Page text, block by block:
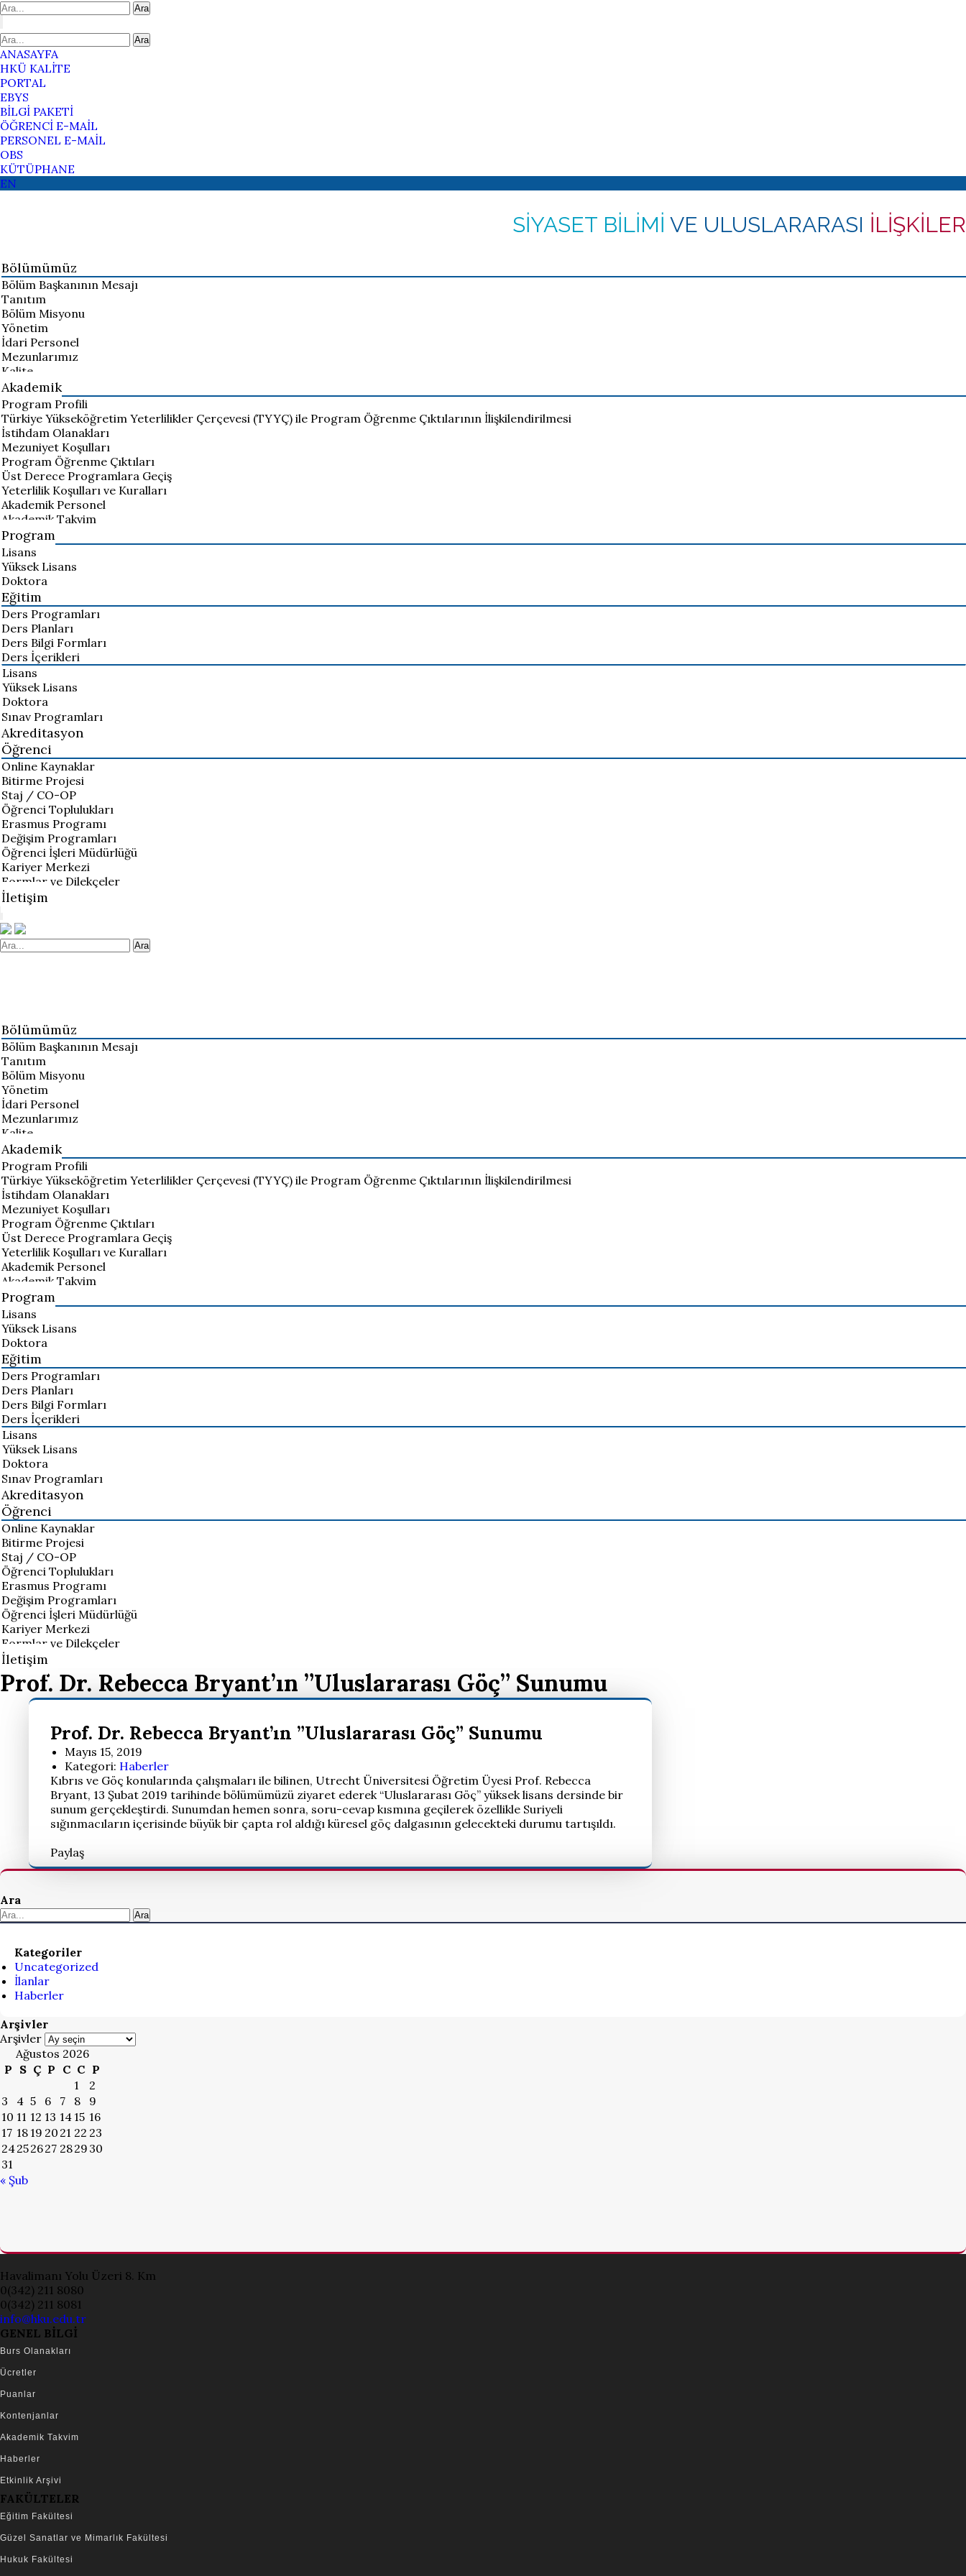
Ara
Ara
ANASAYFA
HKÜ KALİTE
PORTAL
EBYS
BİLGİ PAKETİ
ÖĞRENCİ E-MAİL
PERSONEL E-MAİL
OBS
KÜTÜPHANE
EN
SİYASET BİLİMİ VE ULUSLARARASI İLİŞKİLER
Bölümümüz
Bölüm Başkanının Mesajı
Tanıtım
Bölüm Misyonu
Yönetim
İdari Personel
Mezunlarımız
Kalite
Akademik
Program Profili
Türkiye Yükseköğretim Yeterlilikler Çerçevesi (TYYÇ) ile Program Öğrenme Çıktılarının İlişkilendirilmesi
İstihdam Olanakları
Mezuniyet Koşulları
Program Öğrenme Çıktıları
Üst Derece Programlara Geçiş
Yeterlilik Koşulları ve Kuralları
Akademik Personel
Akademik Takvim
Program
Lisans
Yüksek Lisans
Doktora
Eğitim
Ders Programları
Ders Planları
Ders Bilgi Formları
Ders İçerikleri
Lisans
Yüksek Lisans
Doktora
Sınav Programları
Akreditasyon
Öğrenci
Online Kaynaklar
Bitirme Projesi
Staj / CO-OP
Öğrenci Toplulukları
Erasmus Programı
Değişim Programları
Öğrenci İşleri Müdürlüğü
Kariyer Merkezi
Formlar ve Dilekçeler
İletişim
Ara
Bölümümüz
Bölüm Başkanının Mesajı
Tanıtım
Bölüm Misyonu
Yönetim
İdari Personel
Mezunlarımız
Kalite
Akademik
Program Profili
Türkiye Yükseköğretim Yeterlilikler Çerçevesi (TYYÇ) ile Program Öğrenme Çıktılarının İlişkilendirilmesi
İstihdam Olanakları
Mezuniyet Koşulları
Program Öğrenme Çıktıları
Üst Derece Programlara Geçiş
Yeterlilik Koşulları ve Kuralları
Akademik Personel
Akademik Takvim
Program
Lisans
Yüksek Lisans
Doktora
Eğitim
Ders Programları
Ders Planları
Ders Bilgi Formları
Ders İçerikleri
Lisans
Yüksek Lisans
Doktora
Sınav Programları
Akreditasyon
Öğrenci
Online Kaynaklar
Bitirme Projesi
Staj / CO-OP
Öğrenci Toplulukları
Erasmus Programı
Değişim Programları
Öğrenci İşleri Müdürlüğü
Kariyer Merkezi
Formlar ve Dilekçeler
İletişim
Prof. Dr. Rebecca Bryant’ın ”Uluslararası Göç” Sunumu
Prof. Dr. Rebecca Bryant’ın ”Uluslararası Göç” Sunumu
Mayıs 15, 2019
Kategori: Haberler
Kıbrıs ve Göç konularında çalışmaları ile bilinen, Utrecht Üniversitesi Öğretim Üyesi Prof. Rebecca
Bryant, 13 Şubat 2019 tarihinde bölümümüzü ziyaret ederek “Uluslararası Göç” yüksek lisans dersinde bir
sunum gerçekleştirdi. Sunumdan hemen sonra, soru-cevap kısmına geçilerek özellikle Suriyeli
sığınmacıların içerisinde büyük bir çapta rol aldığı küresel göç dalgasının gelecekteki durumu tartışıldı.
Paylaş
Ara
Ara
Kategoriler
Uncategorized
İlanlar
Haberler
Arşivler
Arşivler
Ağustos 2026
P S Ç P C C P
1
2
3
4 5 6 7 8
9
10 11 12 13 14 15 16
17 18 19 20 21 22 23
24252627 2829 30
31
« Şub
Havalimanı Yolu Üzeri 8. Km
0(342) 211 8080
0(342) 211 8081
info@hku.edu.tr
GENEL BİLGİ
Burs Olanakları
Ücretler
Puanlar
Kontenjanlar
Akademik Takvim
Haberler
Etkinlik Arşivi
FAKÜLTELER
Eğitim Fakültesi
Güzel Sanatlar ve Mimarlık Fakültesi
Hukuk Fakültesi